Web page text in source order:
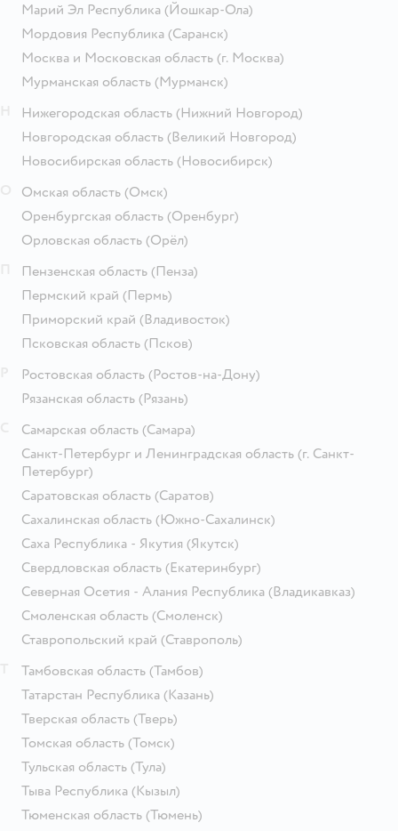
Марий Эл Республика (Йошкар-Ола)
Мордовия Республика (Саранск)
Москва и Московская область (г. Москва)
Мурманская область (Мурманск)
Нижегородская область (Нижний Новгород)
Новгородская область (Великий Новгород)
Новосибирская область (Новосибирск)
Омская область (Омск)
Оренбургская область (Оренбург)
Орловская область (Орёл)
Пензенская область (Пенза)
Пермский край (Пермь)
Приморский край (Владивосток)
Псковская область (Псков)
Ростовская область (Ростов-на-Дону)
Рязанская область (Рязань)
Самарская область (Самара)
Санкт-Петербург и Ленинградская область (г. Санкт-
Петербург)
Саратовская область (Саратов)
Сахалинская область (Южно-Сахалинск)
Саха Республика - Якутия (Якутск)
Свердловская область (Екатеринбург)
Северная Осетия - Алания Республика (Владикавказ)
Смоленская область (Смоленск)
Ставропольский край (Ставрополь)
Тамбовская область (Тамбов)
Татарстан Республика (Казань)
Тверская область (Тверь)
Томская область (Томск)
Тульская область (Тула)
Тыва Республика (Кызыл)
Тюменская область (Тюмень)